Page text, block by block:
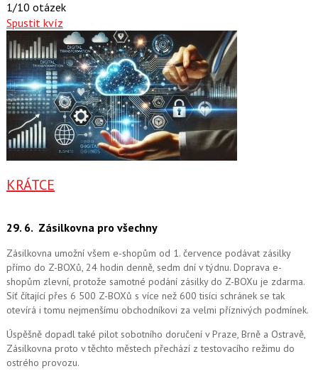
1/10 otázek
Spustit kvíz
KRÁTCE
29. 6. Zásilkovna pro všechny
Zásilkovna umožní všem e-shopům od 1. července podávat zásilky
přímo do Z-BOXů, 24 hodin denně, sedm dní v týdnu. Doprava e-
shopům zlevní, protože samotné podání zásilky do Z-BOXu je zdarma.
Síť čítající přes 6 500 Z-BOXů s více než 600 tisíci schránek se tak
otevírá i tomu nejmenšímu obchodníkovi za velmi příznivých podmínek.
Úspěšně dopadl také pilot sobotního doručení v Praze, Brně a Ostravě,
Zásilkovna proto v těchto městech přechází z testovacího režimu do
ostrého provozu.